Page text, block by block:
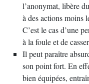
l’anonymat, libère
à des actions moins
C’est le cas d’une
à la foule et de
Il peut paraître
son point fort. En
bien équipées,